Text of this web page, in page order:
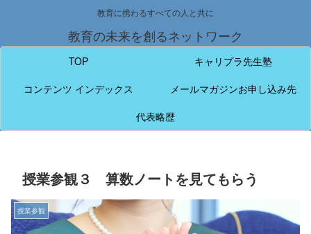
教育に携わるすべての人と共に
教育の未来を創るネットワーク
TOP
キャリプラ先生塾
コンテンツ インデックス
メールマガジンお申し込み先
代表略歴
授業参観３ 算数ノートを見てもらう
授業参観